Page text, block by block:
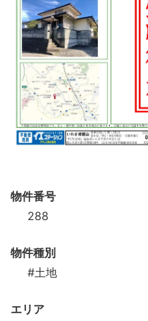
物件番号
288
物件種別
#土地
エリア